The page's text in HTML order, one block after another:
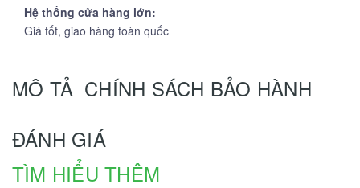
Hệ thống cửa hàng lớn:
Giá tốt, giao hàng toàn quốc
MÔ TẢ CHÍNH SÁCH BẢO HÀNH
ĐÁNH GIÁ
TÌM HIỂU THÊM